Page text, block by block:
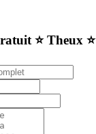
⭐️ Theux ⭐️